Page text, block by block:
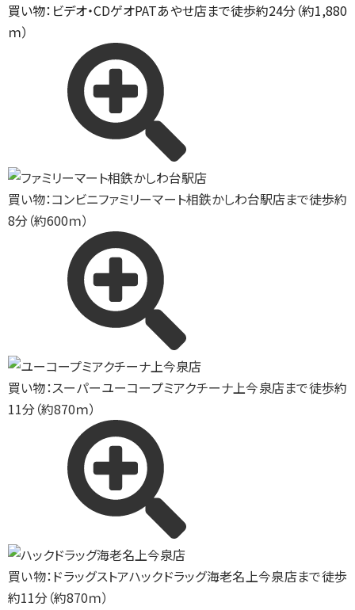
買い物：ビデオ・CDゲオPATあやせ店まで徒歩約24分（約1,880
ｍ）
買い物：コンビニファミリーマート相鉄かしわ台駅店まで徒歩約
8分（約600ｍ）
買い物：スーパーユーコープミアクチーナ上今泉店まで徒歩約
11分（約870ｍ）
買い物：ドラッグストアハックドラッグ海老名上今泉店まで徒歩
約11分（約870ｍ）